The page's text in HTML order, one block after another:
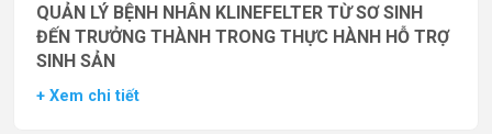
QUẢN LÝ BỆNH NHÂN KLINEFELTER TỪ SƠ SINH
ĐẾN TRƯỞNG THÀNH TRONG THỰC HÀNH HỖ TRỢ
SINH SẢN
+ Xem chi tiết